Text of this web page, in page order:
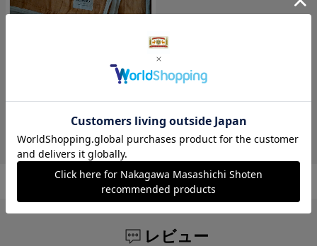
【わたしの好きなもの】赤
「BLANKED ガーゼ敷パッ
レビュー